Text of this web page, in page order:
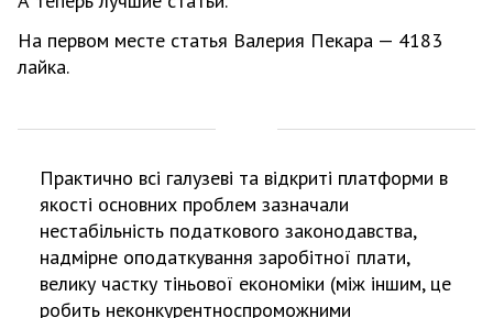
На первом месте статья Валерия Пекара — 4183
лайка.
Практично всі галузеві та відкриті платформи в
якості основних проблем зазначали
нестабільність податкового законодавства,
надмірне оподаткування заробітної плати,
велику частку тіньової економіки (між іншим, це
робить неконкурентноспроможними